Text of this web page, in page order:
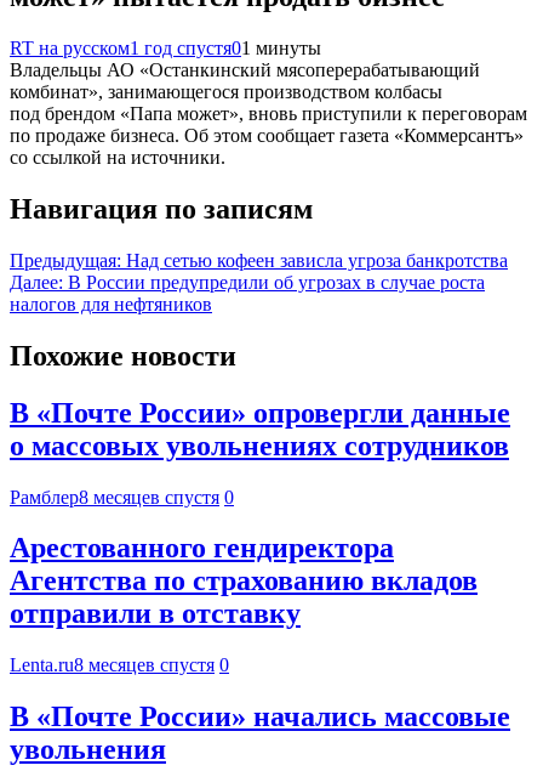
RT на русском1 год спустя01 минуты
Владельцы АО «Останкинский мясоперерабатывающий
комбинат», занимающегося производством колбасы
под брендом «Папа может», вновь приступили к переговорам
по продаже бизнеса. Об этом сообщает газета «Коммерсантъ»
со ссылкой на источники.
Навигация по записям
Предыдущая: Над сетью кофеен зависла угроза банкротства
Далее: В России предупредили об угрозах в случае роста
налогов для нефтяников
Похожие новости
В «Почте России» опровергли данные
о массовых увольнениях сотрудников
Рамблер8 месяцев спустя 0
Арестованного гендиректора
Агентства по страхованию вкладов
отправили в отставку
Lenta.ru8 месяцев спустя 0
В «Почте России» начались массовые
увольнения